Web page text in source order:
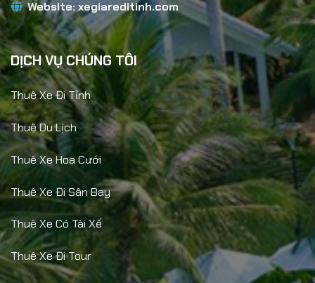
Website: xegiareditinh.com
DỊCH VỤ CHÚNG TÔI
Thuê Xe Đi Tỉnh
Thuê Du Lịch
Thuê Xe Hoa Cưới
Thuê Xe Đi Sân Bay
Thuê Xe Có Tài Xế
Thuê Xe Đi Tour